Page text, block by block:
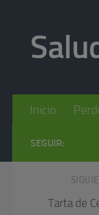
Inicio
SEGUIR:
Tarta de